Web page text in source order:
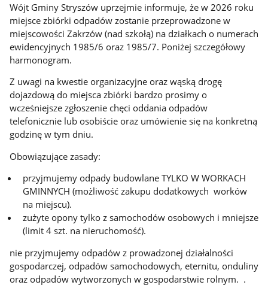
Wójt Gminy Stryszów uprzejmie informuje, że w 2026 roku
miejsce zbiórki odpadów zostanie przeprowadzone w
miejscowości Zakrzów (nad szkołą) na działkach o numerach
ewidencyjnych 1985/6 oraz 1985/7. Poniżej szczegółowy
harmonogram.
Z uwagi na kwestie organizacyjne oraz wąską drogę
dojazdową do miejsca zbiórki bardzo prosimy o
wcześniejsze zgłoszenie chęci oddania odpadów
telefonicznie lub osobiście oraz umówienie się na konkretną
godzinę w tym dniu.
Obowiązujące zasady:
przyjmujemy odpady budowlane TYLKO W WORKACH
GMINNYCH (możliwość zakupu dodatkowych worków
na miejscu).
zużyte opony tylko z samochodów osobowych i mniejsze
(limit 4 szt. na nieruchomość).
nie przyjmujemy odpadów z prowadzonej działalności
gospodarczej, odpadów samochodowych, eternitu, onduliny
oraz odpadów wytworzonych w gospodarstwie rolnym. .